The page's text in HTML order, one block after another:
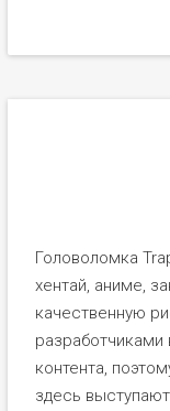
Головоломка
хентай, аниме,
качественную
разработчиками
контента,
здесь